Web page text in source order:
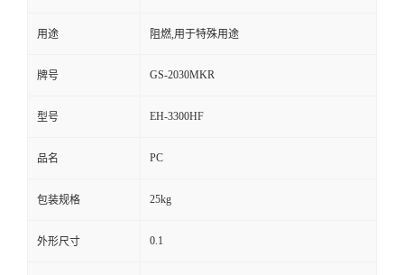
用途 阻燃,用于特殊用途
牌号 GS-2030MKR
型号 EH-3300HF
品名 PC
包装规格 25kg
外形尺寸 0.1